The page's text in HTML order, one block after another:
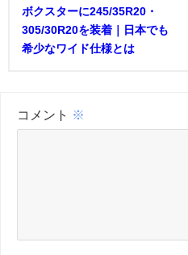
ボクスターに245/35R20・
305/30R20を装着｜日本でも
希少なワイド仕様とは
コメント ※